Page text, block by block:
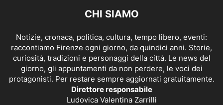
CHI SIAMO
Notizie, cronaca, politica, cultura, tempo libero, eventi:
raccontiamo Firenze ogni giorno, da quindici anni. Storie,
curiosità, tradizioni e personaggi della città. Le news del
giorno, gli appuntamenti da non perdere, le voci dei
protagonisti. Per restare sempre aggiornati gratuitamente.
Direttore responsabile
Ludovica Valentina Zarrilli